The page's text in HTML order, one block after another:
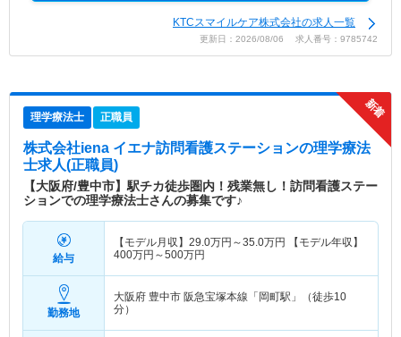
KTCスマイルケア株式会社の求人一覧
更新日：2026/08/06 求人番号：9785742
理学療法士 正職員
株式会社iena イエナ訪問看護ステーションの理学療法
士求人(正職員)
【大阪府/豊中市】駅チカ徒歩圏内！残業無し！訪問看護ステー
ションでの理学療法士さんの募集です♪
給与
【モデル月収】 29.0万円～35.0万円
【モデル年収】
400万円～500万円
勤務地
大阪府 豊中市 阪急宝塚本線「岡町駅」（徒歩10
分）